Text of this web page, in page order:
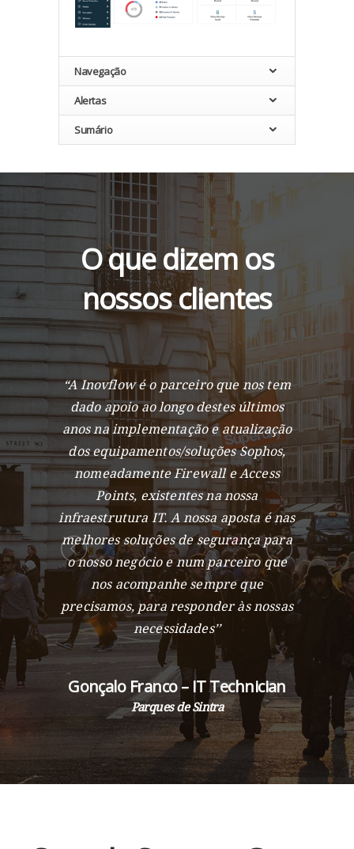
Navegação
Alertas
Sumário
O que dizem os
nossos clientes
“A Inovflow é o parceiro que nos tem
dado apoio ao longo destes últimos
anos na implementação e atualização
dos equipamentos/soluções Sophos,
nomeadamente Firewall e Access
Points, existentes na nossa
infraestrutura IT. A nossa aposta é nas
melhores soluções de segurança para
o nosso negócio e num parceiro que
nos acompanhe sempre que
precisamos, para responder às nossas
necessidades’’
Gonçalo Franco – IT Technician
Parques de Sintra